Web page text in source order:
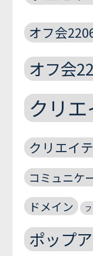
オフ会
オフ会
クリ
クリエイ
コミュニケ
ドメイン
ポップ